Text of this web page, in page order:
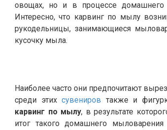
овощах, но и в процессе домашнего
Интересно, что карвинг по мылу
рукодельницы, занимающиеся
кусочку мыла.
Наиболее часто они предпочитают
среди этих сувениров также и
карвинг по мылу, в результате
итог такого домашнего